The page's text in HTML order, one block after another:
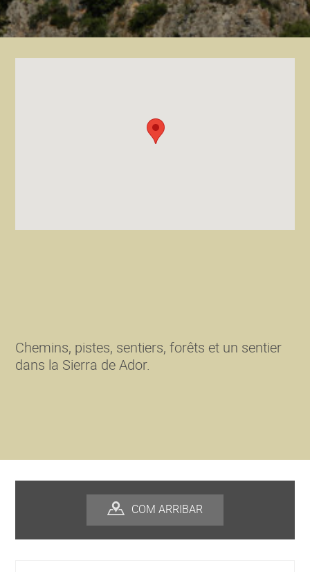
Chemins, pistes, sentiers, forêts et un sentier
dans la Sierra de Ador.
COM ARRIBAR